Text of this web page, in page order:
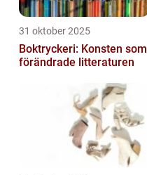
31 oktober 2025
Boktryckeri: Konsten som
förändrade litteraturen